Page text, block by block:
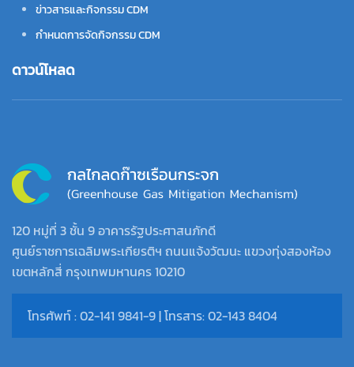
ข่าวสารและกิจกรรม CDM
กำหนดการจัดกิจกรรม CDM
ดาวน์โหลด
120 หมู่ที่ 3 ชั้น 9 อาคารรัฐประศาสนภักดี
ศูนย์ราชการเฉลิมพระเกียรติฯ ถนนแจ้งวัฒนะ แขวงทุ่งสองห้อง
เขตหลักสี่ กรุงเทพมหานคร 10210
โทรศัพท์ : 02-141 9841-9 | โทรสาร: 02-143 8404